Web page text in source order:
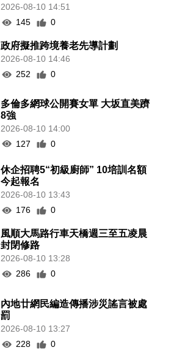
2026-08-10 14:51
145
0
政府擬推跨境養老先導計劃
2026-08-10 14:46
252
0
多倫多網球公開賽女單 大坂直美躋
8強
2026-08-10 14:00
127
0
休企招聘5“初級廚師” 10培訓名額
今起報名
2026-08-10 13:43
176
0
風順大馬路行車天橋週三至五凌晨
封閉修路
2026-08-10 13:28
286
0
內地廿網民編造傳播涉災謠言被處
罰
2026-08-10 13:27
228
0